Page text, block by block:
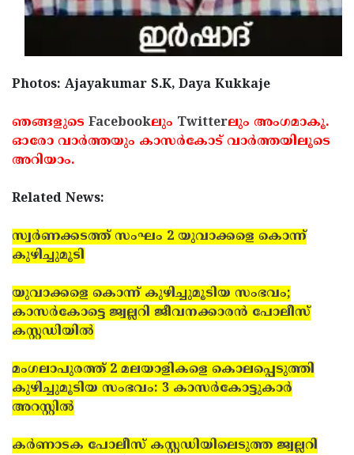
Photos: Ajayakumar S.K, Daya Kukkaje
ഞങ്ങളുടെ Facebookലും Twitterലും അംഗമാകൂ.
ഓരോ വാര്‍ത്തയും കാസര്‍കോട് വാര്‍ത്തയിലൂടെ
അറിയാം.
Related News:
സ്വര്‍ണക്കടത്ത് സംഘം 2 യുവാക്കളെ കൊന്ന്
കുഴിച്ചുമൂടി
യുവാക്കളെ കൊന്ന് കുഴിച്ചുമൂടിയ സംഭവം;
കാസര്‍കോട്ടെ ജ്വല്ലറി ജീവനക്കാരന്‍ പോലീസ്
കസ്റ്റഡിയില്‍
മംഗലാപുരത്ത് 2 മലയാളികളെ കൊലപ്പെടുത്തി
കുഴിച്ചുമൂടിയ സംഭവം: 3 കാസര്‍കോട്ടുകാര്‍
അറസ്റ്റില്‍
കര്‍ണാടക പോലീസ് കസ്റ്റഡിയിലെടുത്ത ജ്വല്ലറി